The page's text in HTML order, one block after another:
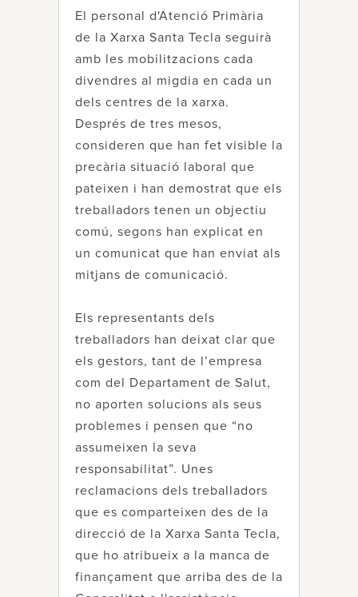
El personal d'Atenció Primària
de la Xarxa Santa Tecla seguirà
amb les mobilitzacions cada
divendres al migdia en cada un
dels centres de la xarxa.
Després de tres mesos,
consideren que han fet visible la
precària situació laboral que
pateixen i han demostrat que els
treballadors tenen un objectiu
comú, segons han explicat en
un comunicat que han enviat als
mitjans de comunicació.
Els representants dels
treballadors han deixat clar que
els gestors, tant de l’empresa
com del Departament de Salut,
no aporten solucions als seus
problemes i pensen que “no
assumeixen la seva
responsabilitat”. Unes
reclamacions dels treballadors
que es comparteixen des de la
direcció de la Xarxa Santa Tecla,
que ho atribueix a la manca de
finançament que arriba des de la